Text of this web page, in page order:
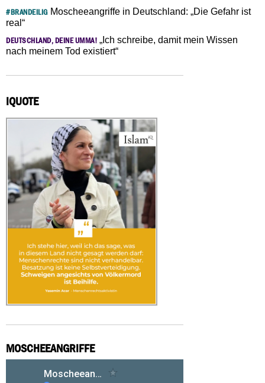
#BRANDEILIGMoscheeangriffe in Deutschland: „Die Gefahr ist
real“
DEUTSCHLAND, DEINE UMMA! „Ich schreibe, damit mein Wissen
nach meinem Tod existiert“
IQUOTE
MOSCHEEANGRIFFE